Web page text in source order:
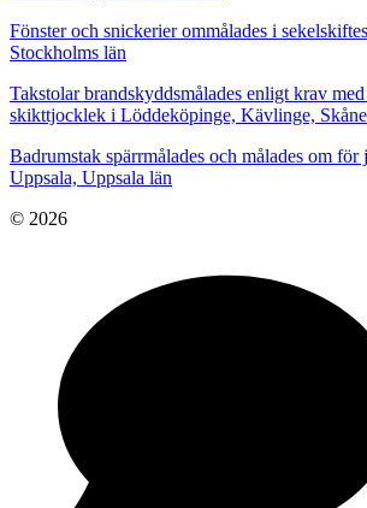
Fönster och snickerier ommålades i
Stockholms län
Takstolar brandskyddsmålades enligt krav
skikttjocklek i Löddeköpinge, Kävlinge,
Badrumstak spärrmålades och målades om
Uppsala, Uppsala län
© 2026